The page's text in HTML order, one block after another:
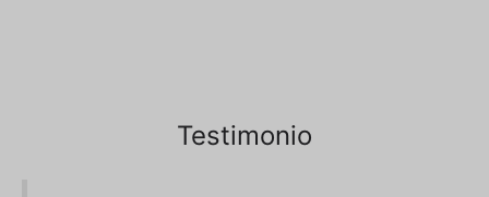
Testimonio